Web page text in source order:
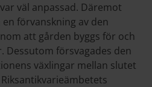
väl anpassad. Däremot
förvanskning av den
att gården byggs för och
Dessutom försvagades den
växlingar mellan slutet